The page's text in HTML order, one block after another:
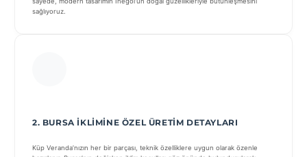
sağlıyoruz.
2. BURSA İKLIMINE ÖZEL ÜRETIM DETAYLARI
Küp Veranda’nızın her bir parçası, teknik özelliklere uygun olarak özenle